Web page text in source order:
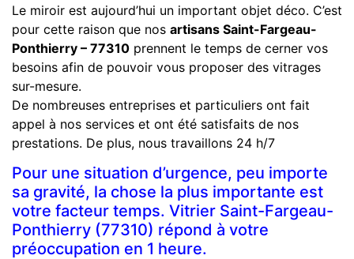
Le miroir est aujourd’hui un important objet déco. C’est
pour cette raison que nos artisans Saint-Fargeau-
Ponthierry – 77310 prennent le temps de cerner vos
besoins afin de pouvoir vous proposer des vitrages
sur-mesure.
De nombreuses entreprises et particuliers ont fait
appel à nos services et ont été satisfaits de nos
prestations. De plus, nous travaillons 24 h/7
Pour une situation d’urgence, peu importe
sa gravité, la chose la plus importante est
votre facteur temps. Vitrier Saint-Fargeau-
Ponthierry (77310) répond à votre
préoccupation en 1 heure.